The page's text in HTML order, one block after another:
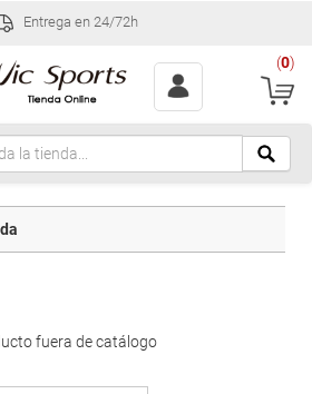
Entrega en 24/72h
(0)
fuera de catálogo